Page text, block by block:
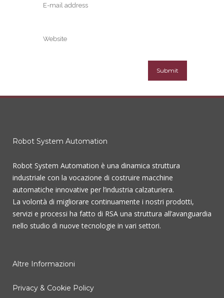
Robot System Automation
Robot System Automation è una dinamica struttura
industriale con la vocazione di costruire macchine
automatiche innovative per l’industria calzaturiera.
La volontà di migliorare continuamente i nostri prodotti,
servizi e processi ha fatto di RSA una struttura all’avanguardia
nello studio di nuove tecnologie in vari settori.
Altre Informazioni
Privacy & Cookie Policy